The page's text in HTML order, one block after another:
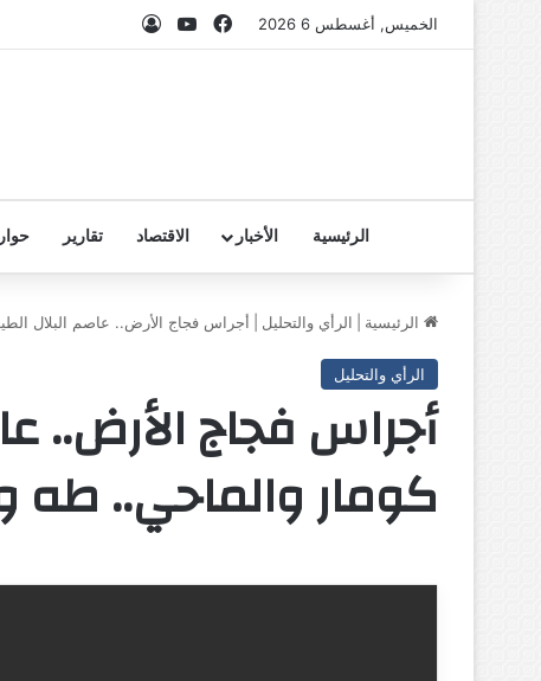
الخميس, أغسطس 6 2026 فيسبوك‫YouTube
الرئيسية الأخبار الاقتصاد تقارير
الرئيسية الرأي والتحليل أجراس فجاج الأرض.. عاصم البلال
الرأي والتحليل
أجراس فجاج الأرض..
كومار والماحي.. طه و